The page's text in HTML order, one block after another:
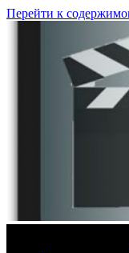
Перейти к